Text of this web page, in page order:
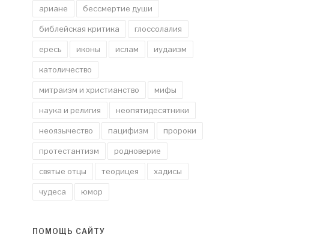
ариане бессмертие души
библейская критика глоссолалия
ересь иконы ислам иудаизм
католичество
митраизм и христианство мифы
наука и религия неопятидесятники
неоязычество пацифизм пророки
протестантизм родноверие
святые отцы теодицея хадисы
чудеса юмор
ПОМОЩЬ САЙТУ